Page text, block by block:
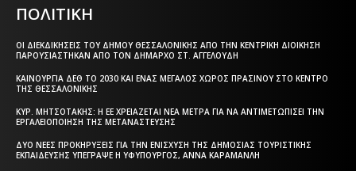
ΠΟΛΙΤΙΚΗ
ΟΙ ΔΙΕΚΔΙΚΉΣΕΙΣ ΤΟΥ ΔΉΜΟΥ ΘΕΣΣΑΛΟΝΊΚΗΣ ΑΠΌ ΤΗΝ ΚΕΝΤΡΙΚΉ ΔΙΟΊΚΗΣΗ
ΠΑΡΟΥΣΙΆΣΤΗΚΑΝ ΑΠΌ ΤΟΝ ΔΉΜΑΡΧΟ ΣΤ. ΑΓΓΕΛΟΎΔΗ
ΚΑΙΝΟΎΡΓΙΑ ΔΕΘ ΤΟ 2030 ΚΑΙ ΈΝΑΣ ΜΕΓΆΛΟΣ ΧΏΡΟΣ ΠΡΑΣΊΝΟΥ ΣΤΟ ΚΈΝΤΡΟ
ΤΗΣ ΘΕΣΣΑΛΟΝΊΚΗΣ
ΚΥΡ. ΜΗΤΣΟΤΆΚΗΣ: Η ΕΕ ΧΡΕΙΆΖΕΤΑΙ ΝΈΑ ΜΈΤΡΑ ΓΙΑ ΝΑ ΑΝΤΙΜΕΤΩΠΊΣΕΙ ΤΗΝ
ΕΡΓΑΛΕΙΟΠΟΊΗΣΗ ΤΗΣ ΜΕΤΑΝΆΣΤΕΥΣΗΣ
ΔΎΟ ΝΈΕΣ ΠΡΟΚΗΡΎΞΕΙΣ ΓΙΑ ΤΗΝ ΕΝΊΣΧΥΣΗ ΤΗΣ ΔΗΜΌΣΙΑΣ ΤΟΥΡΙΣΤΙΚΉΣ
ΕΚΠΑΊΔΕΥΣΗΣ ΥΠΈΓΡΑΨΕ Η ΥΦΥΠΟΥΡΓΌΣ, ΆΝΝΑ ΚΑΡΑΜΑΝΛΉ